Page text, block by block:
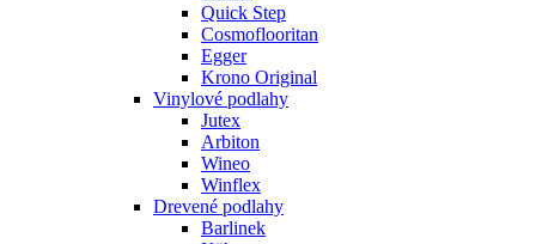
Quick Step
Cosmoflooritan
Egger
Krono Original
Vinylové podlahy
Jutex
Arbiton
Wineo
Winflex
Drevené podlahy
Barlinek